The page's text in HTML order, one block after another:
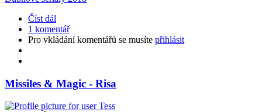
Číst dál
1 komentář
Pro vkládání komentářů se musíte přihlásit
Missiles & Magic - Risa